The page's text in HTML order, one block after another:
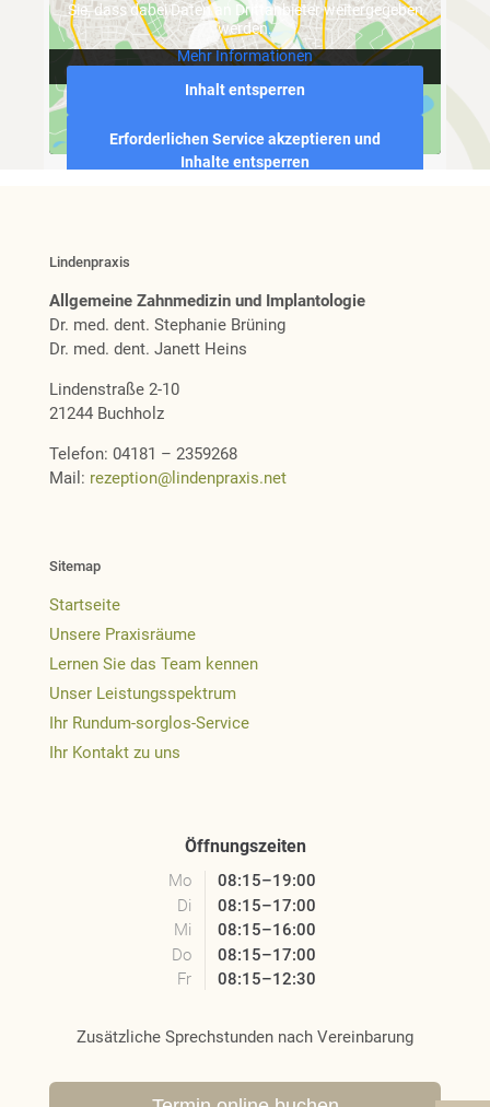
Sie, dass dabei Daten an Drittanbieter weitergegeben
werden.
Mehr Informationen
Inhalt entsperren
Erforderlichen Service akzeptieren und
Inhalte entsperren
Lindenpraxis
Allgemeine Zahnmedizin und Implantologie
Dr. med. dent. Stephanie Brüning
Dr. med. dent. Janett Heins
Lindenstraße 2-10
21244 Buchholz
Telefon: 04181 – 2359268
Mail: rezeption@lindenpraxis.net
Sitemap
Startseite
Unsere Praxisräume
Lernen Sie das Team kennen
Unser Leistungsspektrum
Ihr Rundum-sorglos-Service
Ihr Kontakt zu uns
Öffnungszeiten
Mo
08:15–19:00
Di
08:15–17:00
Mi
08:15–16:00
Do
08:15–17:00
Fr
08:15–12:30
Zusätzliche Sprechstunden nach Vereinbarung